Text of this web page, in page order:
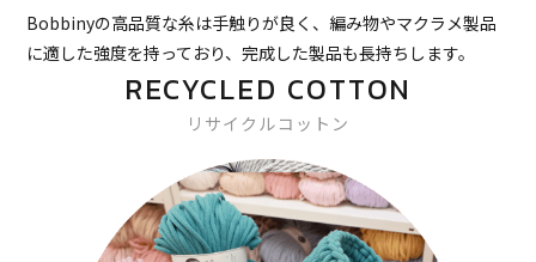
Bobbinyの高品質な糸は手触りが良く、編み物やマクラメ製品
に適した強度を持っており、完成した製品も長持ちします。
RECYCLED COTTON
リサイクルコットン